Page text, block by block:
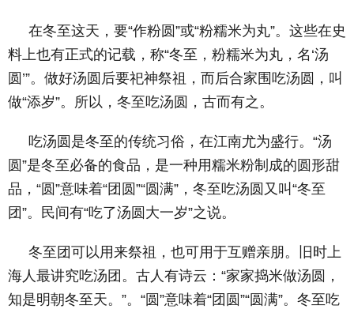
在冬至这天，要“作粉圆”或“粉糯米为丸”。这些在史
料上也有正式的记载，称“冬至，粉糯米为丸，名‘汤
圆’”。做好汤圆后要祀神祭祖，而后合家围吃汤圆，叫
做“添岁”。所以，冬至吃汤圆，古而有之。
吃汤圆是冬至的传统习俗，在江南尤为盛行。“汤
圆”是冬至必备的食品，是一种用糯米粉制成的圆形甜
品，“圆”意味着“团圆”“圆满”，冬至吃汤圆又叫“冬至
团”。民间有“吃了汤圆大一岁”之说。
冬至团可以用来祭祖，也可用于互赠亲朋。旧时上
海人最讲究吃汤团。古人有诗云：“家家捣米做汤圆，
知是明朝冬至天。”。“圆”意味着“团圆”“圆满”。冬至吃